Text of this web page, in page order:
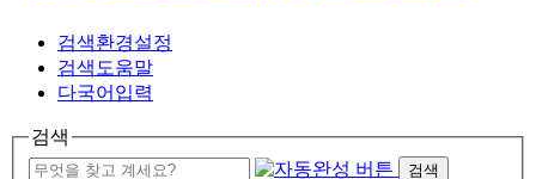
검색환경설정
검색도움말
다국어입력
검색
검색